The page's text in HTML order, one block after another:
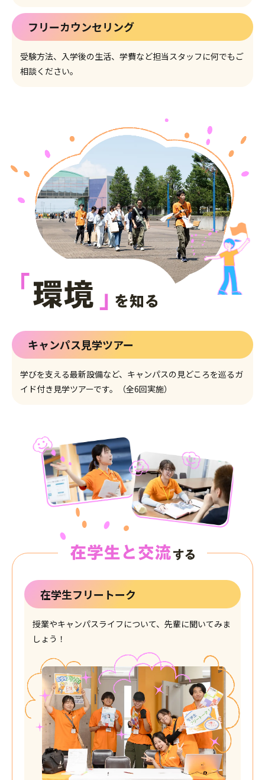
フリーカウンセリング
受験方法、入学後の生活、学費など担当スタッフに何でもご
相談ください。
キャンパス見学ツアー
学びを支える最新設備など、キャンパスの見どころを巡るガ
イド付き見学ツアーです。（全6回実施）
在学生フリートーク
授業やキャンパスライフについて、先輩に聞いてみま
しょう！